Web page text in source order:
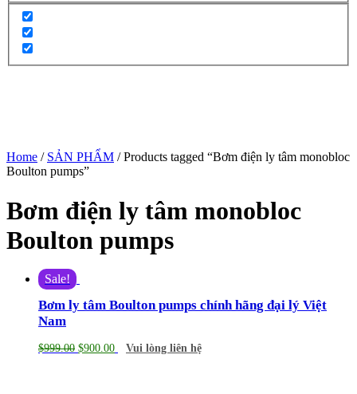
Home / SẢN PHẨM / Products tagged “Bơm điện ly tâm monobloc
Boulton pumps”
Bơm điện ly tâm monobloc
Boulton pumps
Sale!
Bơm ly tâm Boulton pumps chính hãng đại lý Việt
Nam
$999.00 $900.00 Vui lòng liên hệ